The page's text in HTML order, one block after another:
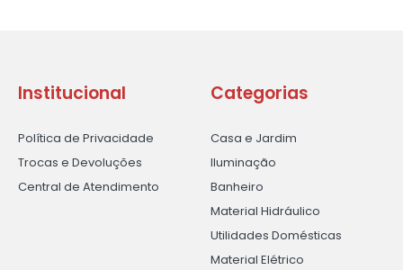
Institucional
Política de Privacidade
Trocas e Devoluções
Central de Atendimento
Categorias
Casa e Jardim
Iluminação
Banheiro
Material Hidráulico
Utilidades Domésticas
Material Elétrico